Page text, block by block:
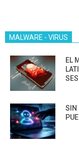
MALWARE - VIRUS
EL
SIN